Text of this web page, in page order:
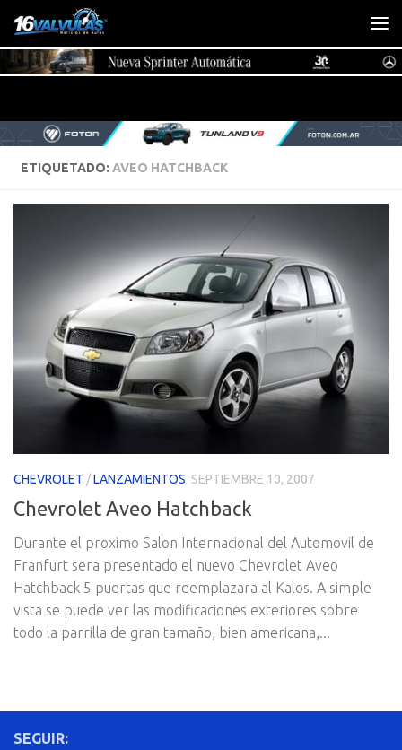
Saltar al contenido
ETIQUETADO: AVEO HATCHBACK
CHEVROLET /LANZAMIENTOS SEPTIEMBRE 10, 2007
Chevrolet Aveo Hatchback
Durante el proximo Salon Internacional del Automovil de
Franfurt sera presentado el nuevo Chevrolet Aveo
Hatchback 5 puertas que reemplazara al Kalos. A simple
vista se puede ver las modificaciones exteriores sobre
todo la parrilla de gran tamaño, bien americana,...
SEGUIR: